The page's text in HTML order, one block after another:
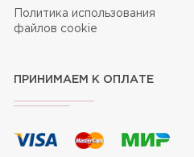
Политика использования
файлов cookie
ПРИНИМАЕМ К ОПЛАТЕ